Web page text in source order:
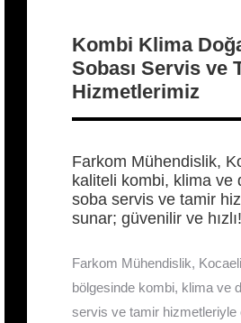
Kombi Klima
Sobası Servis ve
Hizmetlerimiz
Farkom Mühendislik,
kaliteli kombi, klima ve
soba servis ve tamir
sunar; güvenilir ve hızlı!
Farkom Mühendislik,
bölgesinde kombi, klima ve
servis ve tamir hizmetleriyle